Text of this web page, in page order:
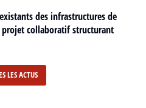
des infrastructures de
projet collaboratif structurant
LES ACTUS